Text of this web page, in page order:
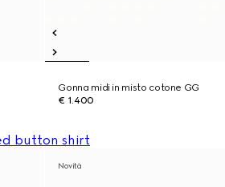
Gonna midi in misto cotone GG
€ 1.400
Novità